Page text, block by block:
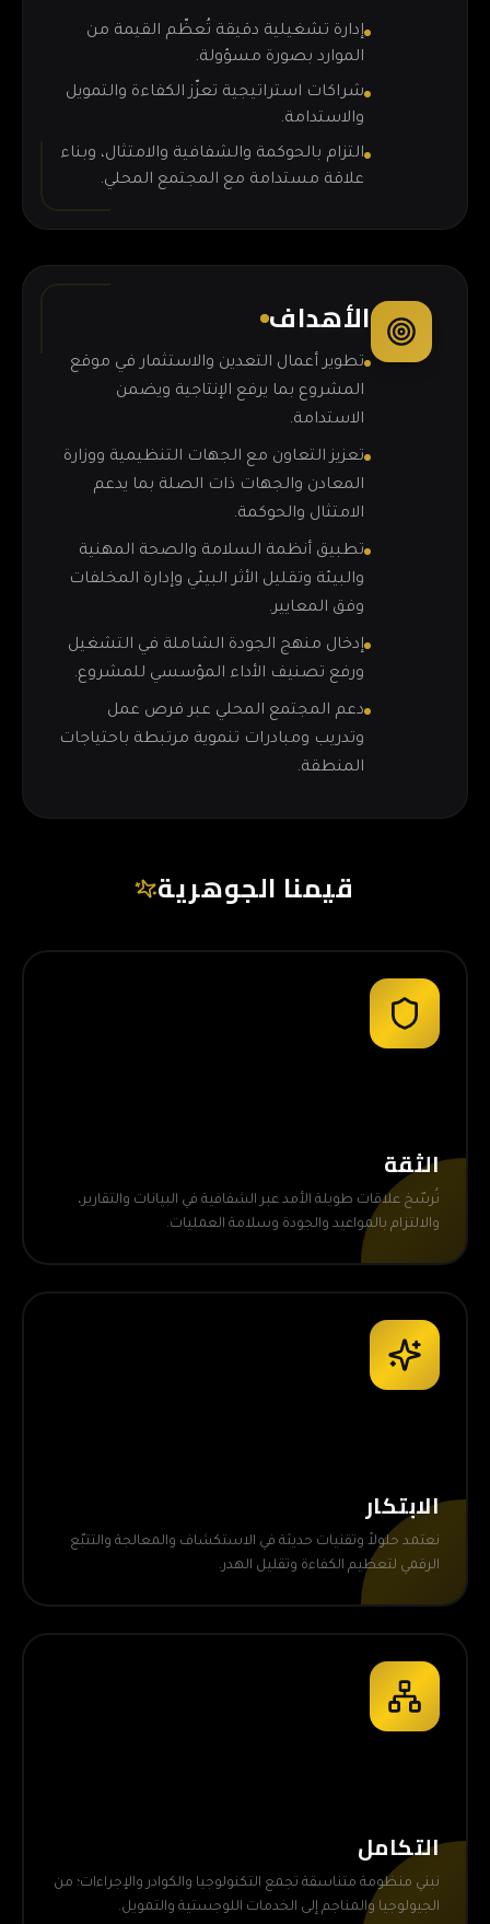
إدارة تشغيلية دقيقة تُعظّم القيمة من
الموارد بصورة مسؤولة.
شراكات استراتيجية تعزّز الكفاءة والتمويل
والاستدامة.
التزام بالحوكمة والشفافية والامتثال، وبناء
علاقة مستدامة مع المجتمع المحلي.
الأهداف
تطوير أعمال التعدين والاستثمار في موقع
المشروع بما يرفع الإنتاجية ويضمن
الاستدامة.
تعزيز التعاون مع الجهات التنظيمية ووزارة
المعادن والجهات ذات الصلة بما يدعم
الامتثال والحوكمة.
تطبيق أنظمة السلامة والصحة المهنية
والبيئة وتقليل الأثر البيئي وإدارة المخلفات
وفق المعايير.
إدخال منهج الجودة الشاملة في التشغيل
ورفع تصنيف الأداء المؤسسي للمشروع.
دعم المجتمع المحلي عبر فرص عمل
وتدريب ومبادرات تنموية مرتبطة باحتياجات
المنطقة.
قيمنا الجوهرية
الثقة
نُرسّخ علاقات طويلة الأمد عبر الشفافية في البيانات والتقارير،
والالتزام بالمواعيد والجودة وسلامة العمليات.
الابتكار
نعتمد حلولاً وتقنيات حديثة في الاستكشاف والمعالجة والتتبّع
الرقمي لتعظيم الكفاءة وتقليل الهدر.
التكامل
نبني منظومة متناسقة تجمع التكنولوجيا والكوادر والإجراءات؛ من
الجيولوجيا والمناجم إلى الخدمات اللوجستية والتمويل.